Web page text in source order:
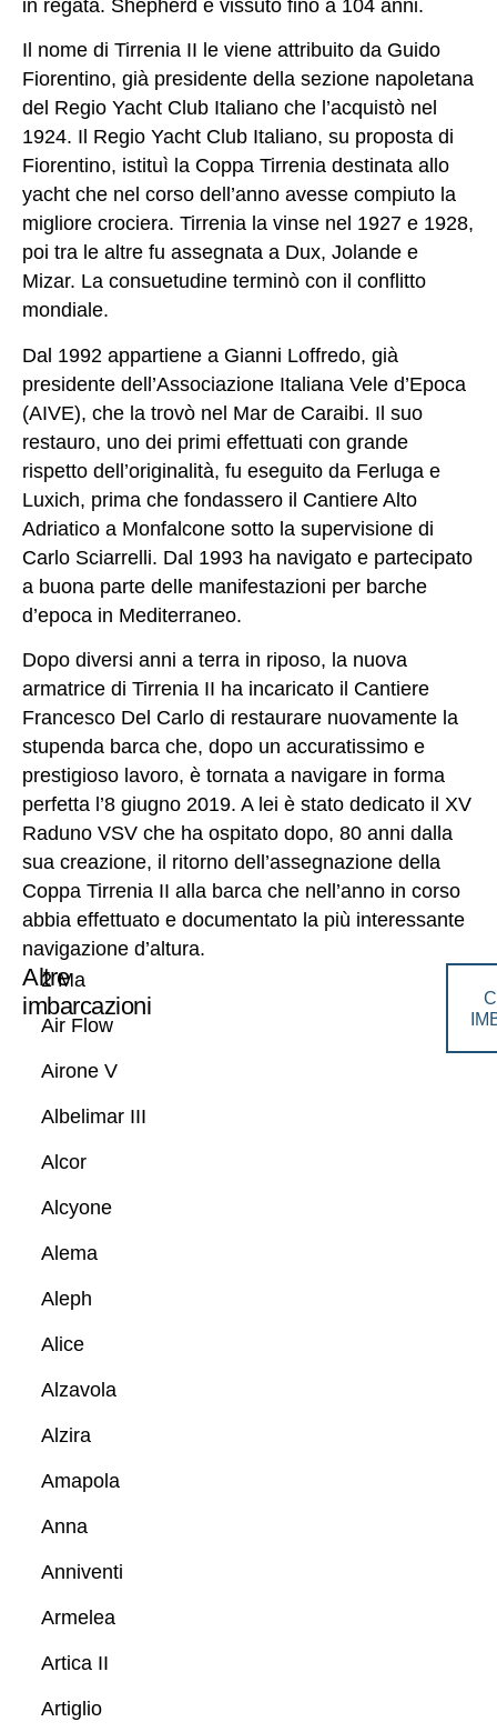
in regata. Shepherd è vissuto fino a 104 anni.
Il nome di Tirrenia II le viene attribuito da Guido
Fiorentino, già presidente della sezione napoletana
del Regio Yacht Club Italiano che l’acquistò nel
1924. Il Regio Yacht Club Italiano, su proposta di
Fiorentino, istituì la Coppa Tirrenia destinata allo
yacht che nel corso dell’anno avesse compiuto la
migliore crociera. Tirrenia la vinse nel 1927 e 1928,
poi tra le altre fu assegnata a Dux, Jolande e
Mizar. La consuetudine terminò con il conflitto
mondiale.
Dal 1992 appartiene a Gianni Loffredo, già
presidente dell’Associazione Italiana Vele d’Epoca
(AIVE), che la trovò nel Mar de Caraibi. Il suo
restauro, uno dei primi effettuati con grande
rispetto dell’originalità, fu eseguito da Ferluga e
Luxich, prima che fondassero il Cantiere Alto
Adriatico a Monfalcone sotto la supervisione di
Carlo Sciarrelli. Dal 1993 ha navigato e partecipato
a buona parte delle manifestazioni per barche
d’epoca in Mediterraneo.
Dopo diversi anni a terra in riposo, la nuova
armatrice di Tirrenia II ha incaricato il Cantiere
Francesco Del Carlo di restaurare nuovamente la
stupenda barca che, dopo un accuratissimo e
prestigioso lavoro, è tornata a navigare in forma
perfetta l’8 giugno 2019. A lei è stato dedicato il XV
Raduno VSV che ha ospitato dopo, 80 anni dalla
sua creazione, il ritorno dell’assegnazione della
Coppa Tirrenia II alla barca che nell’anno in corso
abbia effettuato e documentato la più interessante
navigazione d’altura.
Altre
imbarcazioni
2 Ma
Air Flow
Airone V
Albelimar III
Alcor
Alcyone
Alema
Aleph
Alice
Alzavola
Alzira
Amapola
Anna
Anniventi
Armelea
Artica II
Artiglio